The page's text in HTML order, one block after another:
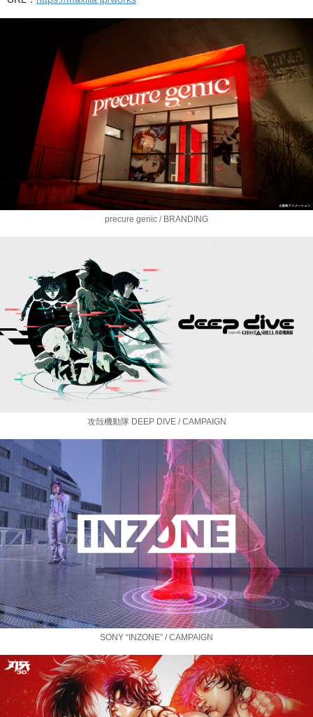
precure genic / BRANDING
攻殻機動隊 DEEP DIVE / CAMPAIGN
SONY “INZONE” / CAMPAIGN